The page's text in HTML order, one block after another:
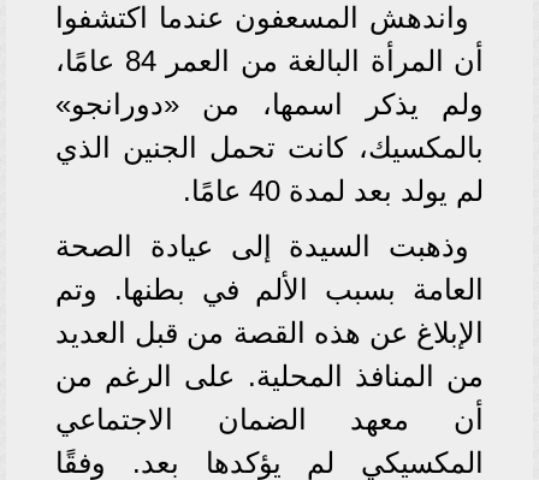
واندهش المسعفون عندما اكتشفوا
أن المرأة البالغة من العمر 84 عامًا،
ولم يذكر اسمها، من «دورانجو»
بالمكسيك، كانت تحمل الجنين الذي
لم يولد بعد لمدة 40 عامًا.
وذهبت السيدة إلى عيادة الصحة
العامة بسبب الألم في بطنها. وتم
الإبلاغ عن هذه القصة من قبل العديد
من المنافذ المحلية. على الرغم من
أن معهد الضمان الاجتماعي
المكسيكي لم يؤكدها بعد. وفقًا